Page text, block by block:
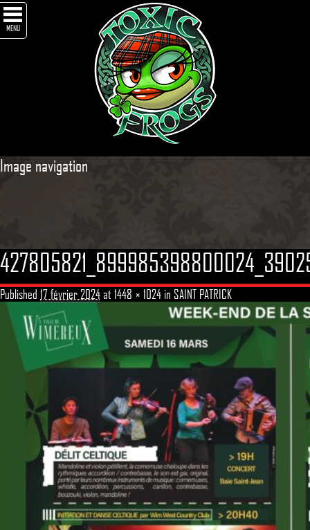
MENU
Image navigation
Published 17 février 2024 at 1448 × 1024 in SAINT PATRICK